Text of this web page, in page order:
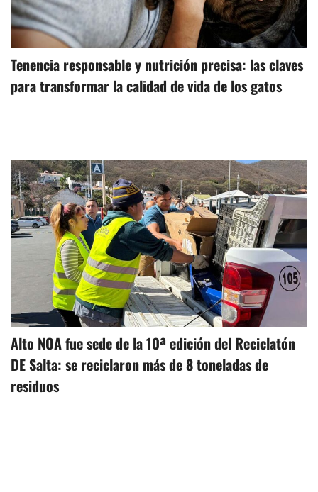
Tenencia responsable y nutrición precisa: las claves
para transformar la calidad de vida de los gatos
Alto NOA fue sede de la 10ª edición del Reciclatón
DE Salta: se reciclaron más de 8 toneladas de
residuos